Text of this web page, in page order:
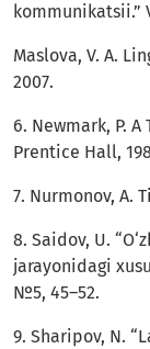
kommunikatsii.”
Maslova, V. A.
2007.
6. Newmark, P.
Prentice Hall,
7. Nurmonov, A.
8. Saidov, U.
jarayonidagi
№5, 45–52.
9. Sharipov, N.